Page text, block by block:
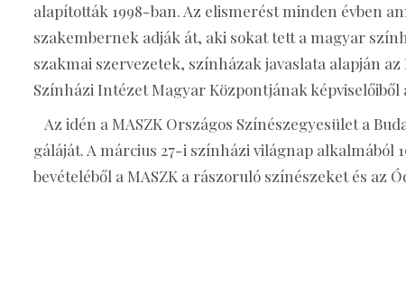
alapították 1998-ban. Az elismerést minden évben
szakembernek adják át, aki sokat tett a magyar
szakmai szervezetek, színházak javaslata alapján
Színházi Intézet Magyar Központjának
Az idén a MASZK Országos Színészegyesület a
gáláját. A március 27-i színházi világnap alkalmából
bevételéből a MASZK a rászoruló színészeket és az